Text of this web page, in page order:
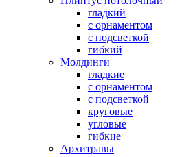
гладкий
с орнаментом
с подсветкой
гибкий
Молдинги
гладкие
с орнаментом
с подсветкой
круговые
угловые
гибкие
Архитравы